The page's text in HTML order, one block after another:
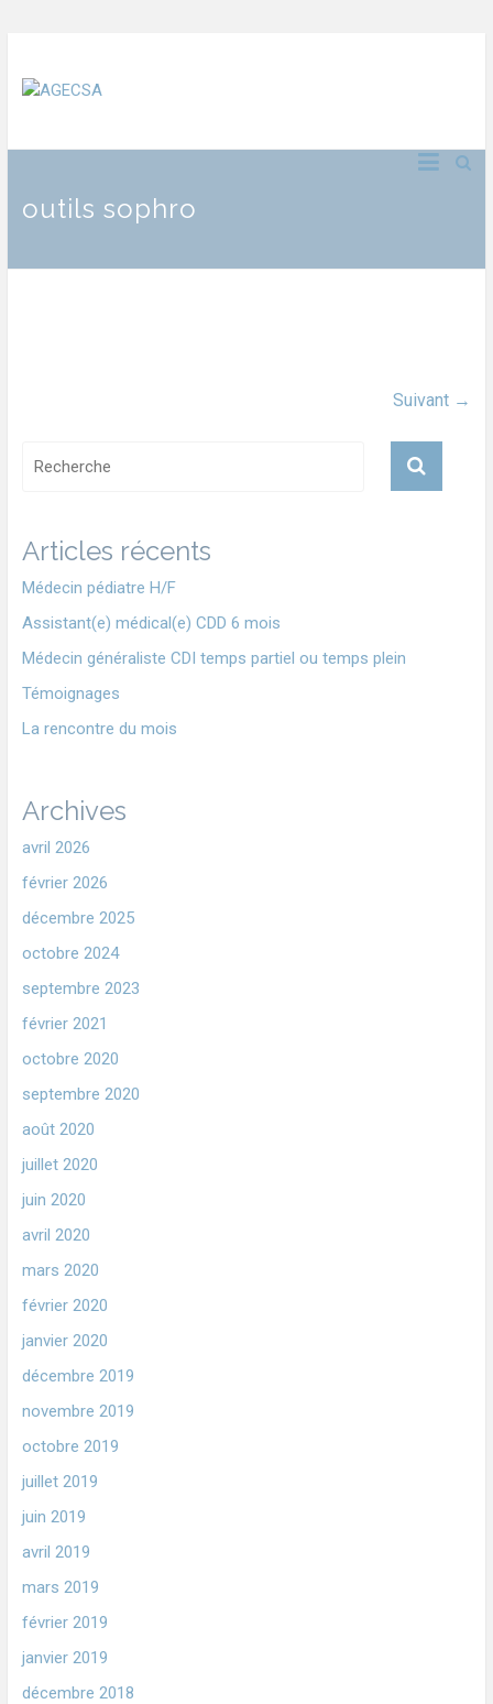
outils sophro
Suivant →
Articles récents
Médecin pédiatre H/F
Assistant(e) médical(e) CDD 6 mois
Médecin généraliste CDI temps partiel ou temps plein
Témoignages
La rencontre du mois
Archives
avril 2026
février 2026
décembre 2025
octobre 2024
septembre 2023
février 2021
octobre 2020
septembre 2020
août 2020
juillet 2020
juin 2020
avril 2020
mars 2020
février 2020
janvier 2020
décembre 2019
novembre 2019
octobre 2019
juillet 2019
juin 2019
avril 2019
mars 2019
février 2019
janvier 2019
décembre 2018